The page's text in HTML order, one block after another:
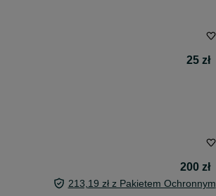
25 zł
200 zł
213,19 zł z Pakietem Ochronnym